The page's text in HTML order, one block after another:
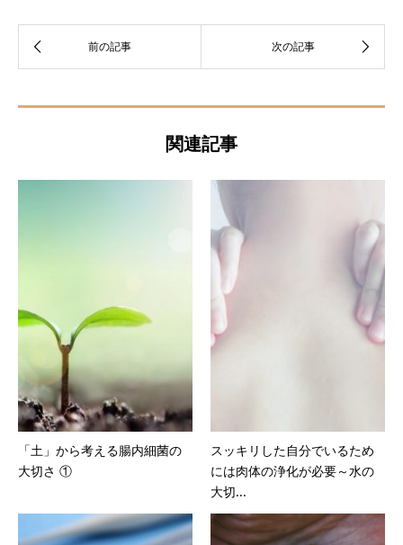
関連記事
「土」から考える腸内細菌の
大切さ ①
スッキリした自分でいるため
には肉体の浄化が必要～水の
大切...